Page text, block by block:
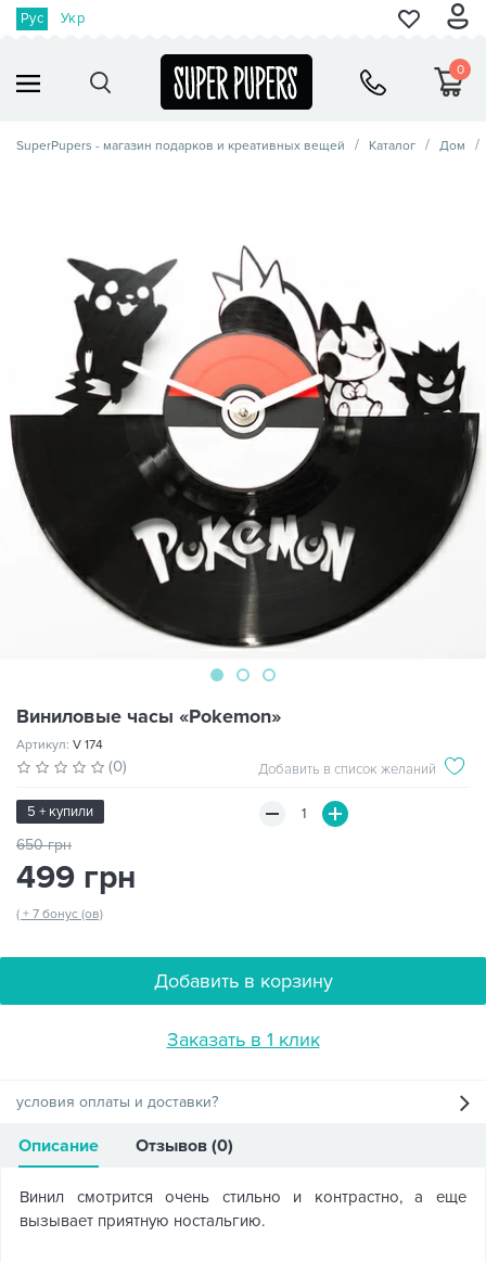
Рус Укр
0
SuperPupers - магазин подарков и креативных вещей Каталог Дом
Виниловые часы «Pokemon»
Артикул: V 174
(0) Добавить в список желаний
5 + купили
650 грн
499 грн
( + 7 бонус (ов)
Добавить в корзину
Заказать в 1 клик
условия оплаты и доставки?
Описание Отзывов (0)
Винил смотрится очень стильно и контрастно, а еще
вызывает приятную ностальгию.